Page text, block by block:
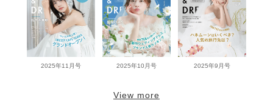
2025年11月号 2025年10月号 2025年9月号
View more